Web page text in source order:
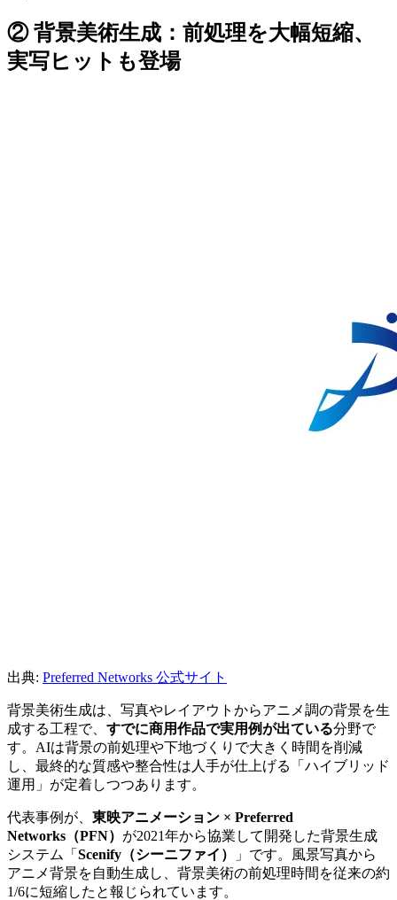
② 背景美術生成：前処理を大幅短縮、
実写ヒットも登場
出典: Preferred Networks 公式サイト
背景美術生成は、写真やレイアウトからアニメ調の背景を生
成する工程で、 すでに商用作品で実用例が出ている分野で
す。AIは背景の前処理や下地づくりで大きく時間を削減
し、最終的な質感や整合性は人手が仕上げる「ハイブリッド
運用」が定着しつつあります。
代表事例が、 東映アニメーション × Preferred
Networks（PFN） が2021年から協業して開発した背景生成
システム「 Scenify（シーニファイ）
」です。風景写真から
アニメ背景を自動生成し、背景美術の前処理時間を従来の約
1/6に短縮したと報じられています。